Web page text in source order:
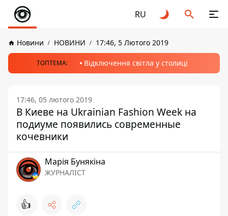
RU
Новини НОВИНИ 17:46, 5 Лютого 2019
ТОПТЕМА: Відключення світла у столиці
17:46, 05 лютого 2019
В Киеве на Ukrainian Fashion Week на
подиуме появились современные
кочевники
Марія Бунякіна
ЖУРНАЛІСТ
👍